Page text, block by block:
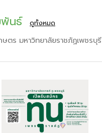
พันธ์ ดูทั้งหมด
ษตร มหาวิทยาลัยราชภัฏเพชรบุรี